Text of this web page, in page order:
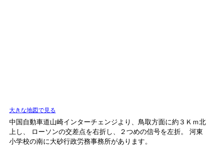
大きな地図で見る
中国自動車道山崎インターチェンジより、鳥取方面に約３Ｋｍ北
上し、 ローソンの交差点を右折し、２つめの信号を左折。 河東
小学校の南に大砂行政労務事務所があります。